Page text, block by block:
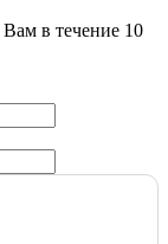
в течение 10